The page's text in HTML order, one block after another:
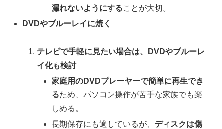
漏れないようにすることが大切。
DVDやブルーレイに焼く
テレビで手軽に見たい場合は、DVDやブルーレ
イ化も検討
家庭用のDVDプレーヤーで簡単に再生でき
るため、パソコン操作が苦手な家族でも楽
しめる。
長期保存にも適しているが、 ディスクは傷